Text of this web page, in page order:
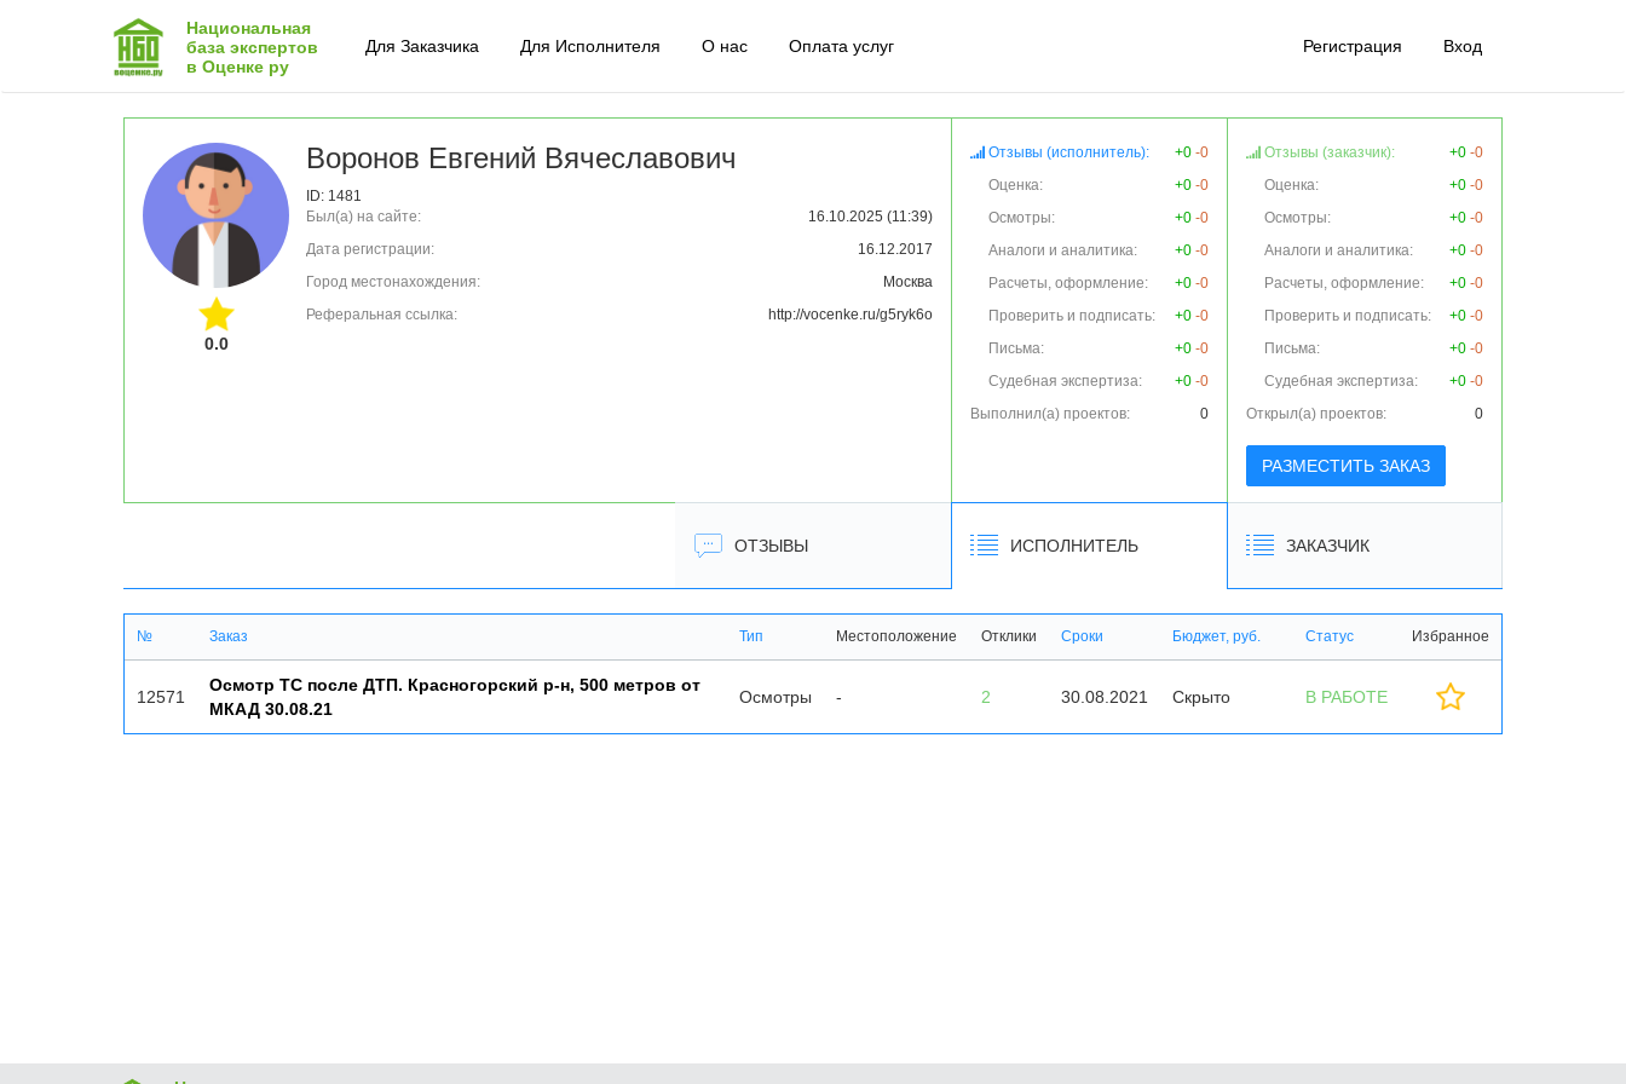
Национальная
база экспертов
в Оценке ру
Для Заказчика Для Исполнителя О нас Оплата услуг Регистрация Вход
0.0
Воронов Евгений Вячеславович
ID: 1481
Был(а) на сайте:
16.10.2025 (11:39)
Дата регистрации:
16.12.2017
Город местонахождения:
Москва
Реферальная ссылка:
http://vocenke.ru/g5ryk6o
Отзывы (исполнитель): +0 -0
Оценка:
+0 -0
Осмотры:
+0 -0
Аналоги и аналитика:
+0 -0
Расчеты, оформление:
+0 -0
Проверить и подписать:
+0 -0
Письма:
+0 -0
Судебная экспертиза:
+0 -0
Выполнил(а) проектов:
0
Отзывы (заказчик): +0 -0
Оценка:
+0 -0
Осмотры:
+0 -0
Аналоги и аналитика:
+0 -0
Расчеты, оформление:
+0 -0
Проверить и подписать:
+0 -0
Письма:
+0 -0
Судебная экспертиза:
+0 -0
Открыл(а) проектов:
0
РАЗМЕСТИТЬ ЗАКАЗ
ОТЗЫВЫ ИСПОЛНИТЕЛЬ ЗАКАЗЧИК
№ Заказ Тип Местоположение Отклики Сроки Бюджет, руб. Статус Избранное
12571
Осмотр ТС после ДТП. Красногорский р-н, 500 метров от
МКАД 30.08.21
Осмотры - 2 30.08.2021 Скрыто В РАБОТЕ